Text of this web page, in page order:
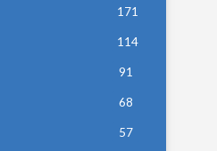
171
114
91
68
57